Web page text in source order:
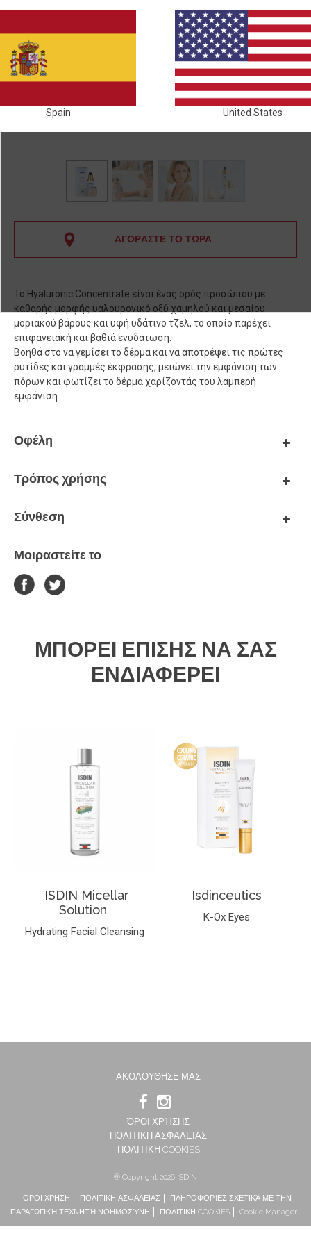
ΑΓΟΡΑΣΤΕ ΤΟ ΤΩΡΑ
Το Hyaluronic Concentrate είναι ένας ορός προσώπου με
καθαρής μορφής υαλουρονικό οξύ χαμηλού και μεσαίου
μοριακού βάρους και υφή υδάτινο τζελ, το οποίο παρέχει
επιφανειακή και βαθιά ενυδάτωση.
Βοηθά στο να γεμίσει το δέρμα και να αποτρέψει τις πρώτες
ρυτίδες και γραμμές έκφρασης, μειώνει την εμφάνιση των
πόρων και φωτίζει το δέρμα χαρίζοντάς του λαμπερή
εμφάνιση.
Οφέλη
Τρόπος χρήσης
Σύνθεση
Μοιραστείτε το
ΜΠΟΡΕΊ ΕΠΊΣΗΣ ΝΑ ΣΑΣ
ΕΝΔΙΑΦΈΡΕΙ
ISDIN Micellar
Solution
Hydrating Facial Cleansing
Isdinceutics
K-Ox Eyes
ΑΚΟΛΟΥΘΗΣΕ ΜΑΣ
ΌΡΟΙ ΧΡΉΣΗΣ
ΠΟΛΙΤΙΚΗ ΑΣΦΑΛΕΙΑΣ
ΠΟΛΙΤΙΚΗ COOKIES
® Copyright 2026 ISDIN
ΟΡΟΙ ΧΡΗΣΗ ΠΟΛΙΤΙΚΗ ΑΣΦΑΛΕΙΑΣ
ΠΛΗΡΟΦΟΡΊΕΣ ΣΧΕΤΙΚΆ ΜΕ ΤΗΝ
ΠΑΡΑΓΩΓΙΚΉ ΤΕΧΝΗΤΉ ΝΟΗΜΟΣΎΝΗ
ΠΟΛΙΤΙΚΗ COOKIES Cookie Manager
Spain United States